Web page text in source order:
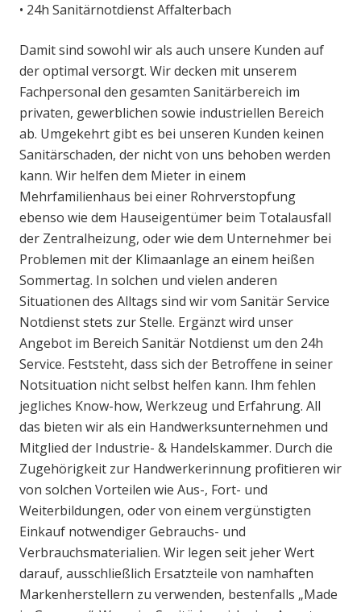
• 24h Sanitärnotdienst Affalterbach
Damit sind sowohl wir als auch unsere Kunden auf
der optimal versorgt. Wir decken mit unserem
Fachpersonal den gesamten Sanitärbereich im
privaten, gewerblichen sowie industriellen Bereich
ab. Umgekehrt gibt es bei unseren Kunden keinen
Sanitärschaden, der nicht von uns behoben werden
kann. Wir helfen dem Mieter in einem
Mehrfamilienhaus bei einer Rohrverstopfung
ebenso wie dem Hauseigentümer beim Totalausfall
der Zentralheizung, oder wie dem Unternehmer bei
Problemen mit der Klimaanlage an einem heißen
Sommertag. In solchen und vielen anderen
Situationen des Alltags sind wir vom Sanitär Service
Notdienst stets zur Stelle. Ergänzt wird unser
Angebot im Bereich Sanitär Notdienst um den 24h
Service. Feststeht, dass sich der Betroffene in seiner
Notsituation nicht selbst helfen kann. Ihm fehlen
jegliches Know-how, Werkzeug und Erfahrung. All
das bieten wir als ein Handwerksunternehmen und
Mitglied der Industrie- & Handelskammer. Durch die
Zugehörigkeit zur Handwerkerinnung profitieren wir
von solchen Vorteilen wie Aus-, Fort- und
Weiterbildungen, oder von einem vergünstigten
Einkauf notwendiger Gebrauchs- und
Verbrauchsmaterialien. Wir legen seit jeher Wert
darauf, ausschließlich Ersatzteile von namhaften
Markenherstellern zu verwenden, bestenfalls „Made